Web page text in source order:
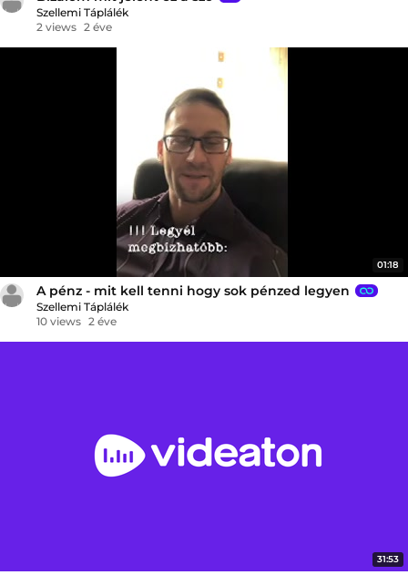
Szellemi Táplálék
2 views 2 éve
01:18
A pénz - mit kell tenni hogy sok pénzed legyen
Szellemi Táplálék
10 views 2 éve
31:53